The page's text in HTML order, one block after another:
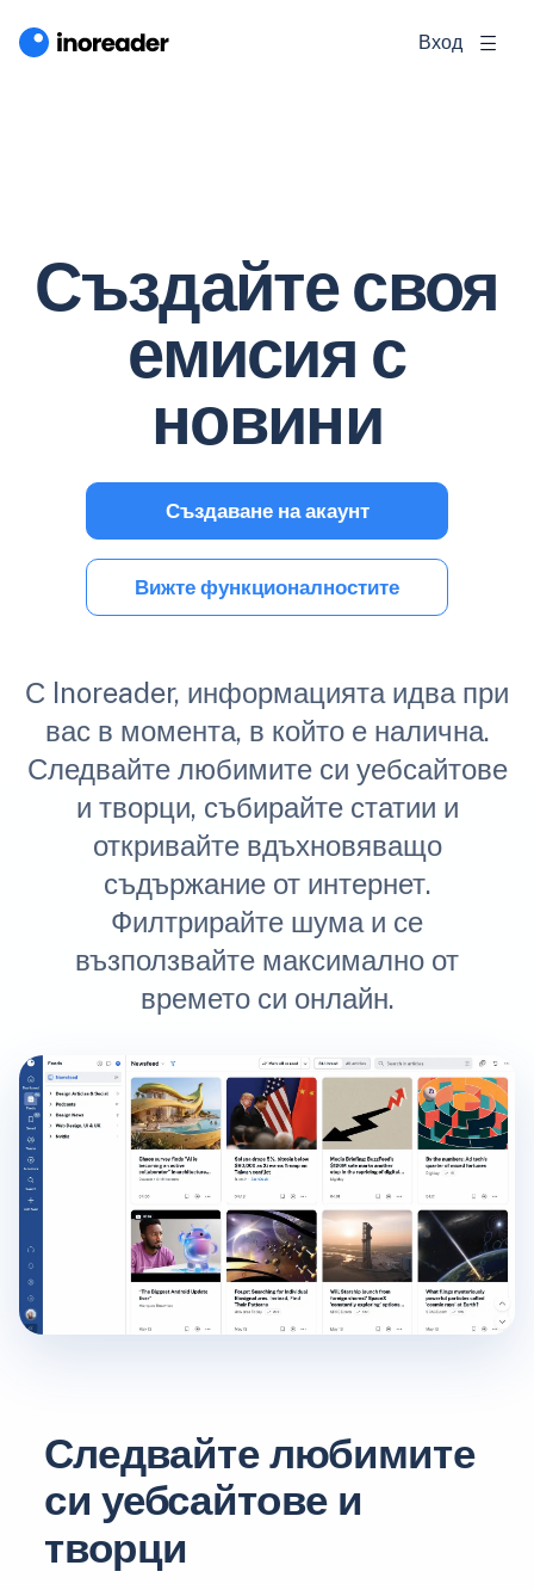
Вход
Създайте своя
емисия с
новини
С Inoreader, информацията идва при
вас в момента, в който е налична.
Следвайте любимите си уебсайтове
и творци, събирайте статии и
откривайте вдъхновяващо
съдържание от интернет.
Филтрирайте шума и се
възползвайте максимално от
времето си онлайн.
Създаване на акаунт
Вижте функционалностите
Следвайте любимите
си уебсайтове и
творци